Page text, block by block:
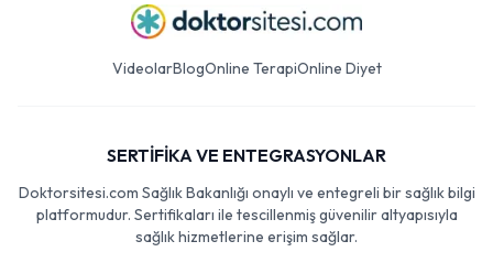
VideolarBlogOnline TerapiOnline Diyet
SERTİFİKA VE ENTEGRASYONLAR
Doktorsitesi.com Sağlık Bakanlığı onaylı ve entegreli bir sağlık bilgi
platformudur. Sertifikaları ile tescillenmiş güvenilir altyapısıyla
sağlık hizmetlerine erişim sağlar.